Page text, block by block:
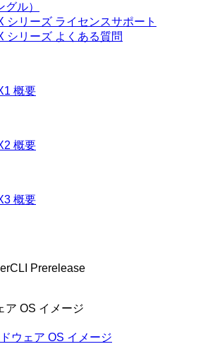
ル）
シリーズ ライセンスサポート
シリーズ よくある質問
概要
概要
概要
Prerelease
ア OS イメージ
ウェア OS イメージ